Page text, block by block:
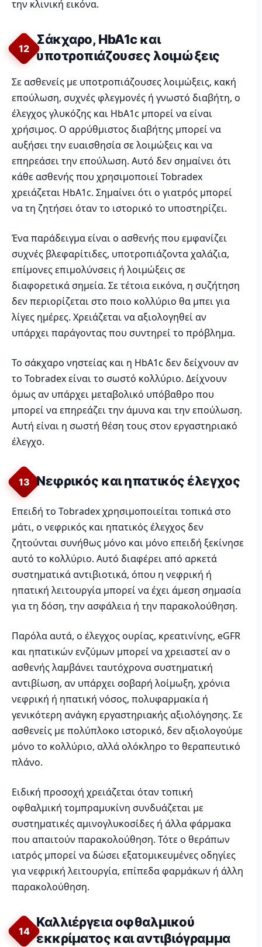
την κλινική εικόνα.
12
Σάκχαρο, HbA1c και
υποτροπιάζουσες λοιμώξεις
Σε ασθενείς με υποτροπιάζουσες λοιμώξεις, κακή
επούλωση, συχνές φλεγμονές ή γνωστό διαβήτη, ο
έλεγχος γλυκόζης και HbA1c μπορεί να είναι
χρήσιμος. Ο αρρύθμιστος διαβήτης μπορεί να
αυξήσει την ευαισθησία σε λοιμώξεις και να
επηρεάσει την επούλωση. Αυτό δεν σημαίνει ότι
κάθε ασθενής που χρησιμοποιεί Tobradex
χρειάζεται HbA1c. Σημαίνει ότι ο γιατρός μπορεί
να τη ζητήσει όταν το ιστορικό το υποστηρίζει.
Ένα παράδειγμα είναι ο ασθενής που εμφανίζει
συχνές βλεφαρίτιδες, υποτροπιάζοντα χαλάζια,
επίμονες επιμολύνσεις ή λοιμώξεις σε
διαφορετικά σημεία. Σε τέτοια εικόνα, η συζήτηση
δεν περιορίζεται στο ποιο κολλύριο θα μπει για
λίγες ημέρες. Χρειάζεται να αξιολογηθεί αν
υπάρχει παράγοντας που συντηρεί το πρόβλημα.
Το σάκχαρο νηστείας και η HbA1c δεν δείχνουν αν
το Tobradex είναι το σωστό κολλύριο. Δείχνουν
όμως αν υπάρχει μεταβολικό υπόβαθρο που
μπορεί να επηρεάζει την άμυνα και την επούλωση.
Αυτή είναι η σωστή θέση τους στον εργαστηριακό
έλεγχο.
13 Νεφρικός και ηπατικός έλεγχος
Επειδή το Tobradex χρησιμοποιείται τοπικά στο
μάτι, ο νεφρικός και ηπατικός έλεγχος δεν
ζητούνται συνήθως μόνο και μόνο επειδή ξεκίνησε
αυτό το κολλύριο. Αυτό διαφέρει από αρκετά
συστηματικά αντιβιοτικά, όπου η νεφρική ή
ηπατική λειτουργία μπορεί να έχει άμεση σημασία
για τη δόση, την ασφάλεια ή την παρακολούθηση.
Παρόλα αυτά, ο έλεγχος ουρίας, κρεατινίνης, eGFR
και ηπατικών ενζύμων μπορεί να χρειαστεί αν ο
ασθενής λαμβάνει ταυτόχρονα συστηματική
αντιβίωση, αν υπάρχει σοβαρή λοίμωξη, χρόνια
νεφρική ή ηπατική νόσος, πολυφαρμακία ή
γενικότερη ανάγκη εργαστηριακής αξιολόγησης. Σε
ασθενείς με πολύπλοκο ιστορικό, δεν αξιολογούμε
μόνο το κολλύριο, αλλά ολόκληρο το θεραπευτικό
πλάνο.
Ειδική προσοχή χρειάζεται όταν τοπική
οφθαλμική τομπραμυκίνη συνδυάζεται με
συστηματικές αμινογλυκοσίδες ή άλλα φάρμακα
που απαιτούν παρακολούθηση. Τότε ο θεράπων
ιατρός μπορεί να δώσει εξατομικευμένες οδηγίες
για νεφρική λειτουργία, επίπεδα φαρμάκων ή άλλη
παρακολούθηση.
14
Καλλιέργεια οφθαλμικού
εκκρίματος και αντιβιόγραμμα